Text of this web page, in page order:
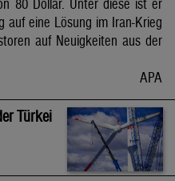
80 Dollar. Unter diese ist er
auf eine Lösung im Iran-Krieg
auf Neuigkeiten aus der
APA
Türkei